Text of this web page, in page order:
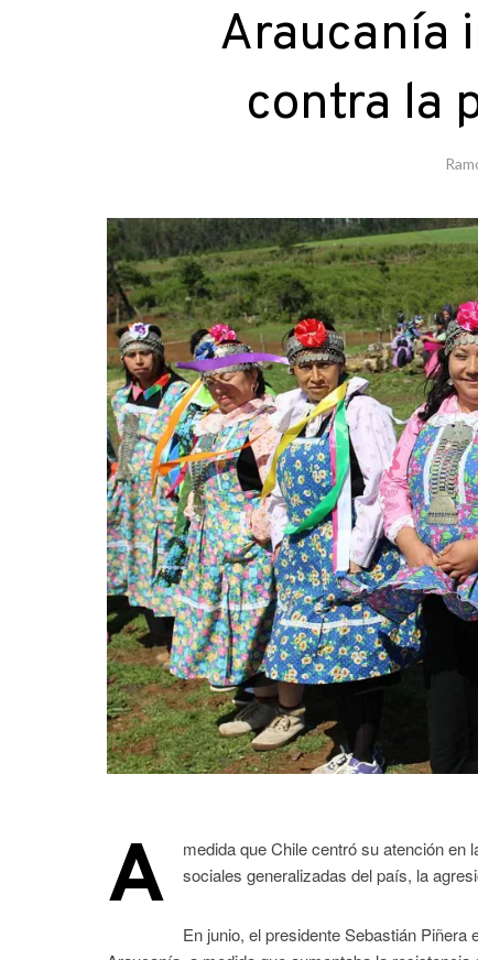
Araucanía
contra la
A
medida que Chile centró su atención en
sociales generalizadas del país, la
En junio, el presidente Sebastián